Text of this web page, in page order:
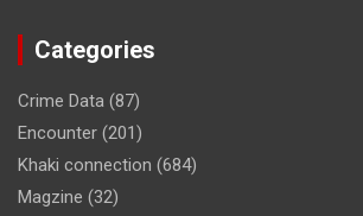
Categories
Crime Data (87)
Encounter (201)
Khaki connection (684)
Magzine (32)